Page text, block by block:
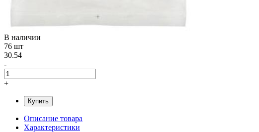
В наличии
76 шт
30.54
-
+
Купить
Описание товара
Характеристики